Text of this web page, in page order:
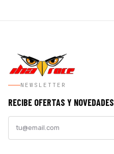
NEWSLETTER
RECIBE OFERTAS Y NOVEDADES